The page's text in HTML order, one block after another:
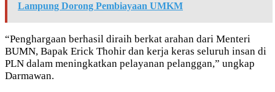
Lampung Dorong Pembiayaan UMKM
“Penghargaan berhasil diraih berkat arahan dari Menteri
BUMN, Bapak Erick Thohir dan kerja keras seluruh insan di
PLN dalam meningkatkan pelayanan pelanggan,” ungkap
Darmawan.